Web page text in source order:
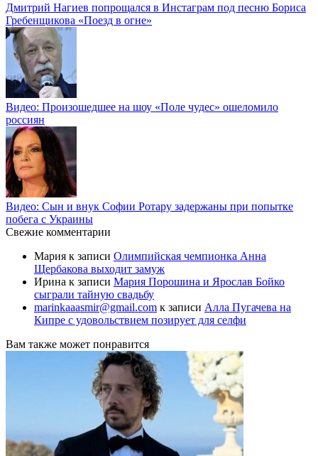
Дмитрий Нагиев попрощался в Инстаграм под песню Бориса
Гребенщикова «Поезд в огне»
Видео: Произошедшее на шоу «Поле чудес» ошеломило
россиян
Видео: Сын и внук Софии Ротару задержаны при попытке
побега с Украины
Свежие комментарии
Мария к записи Олимпийская чемпионка Анна
Щербакова выходит замуж
Ирина к записи Мария Порошина и Ярослав Бойко
сыграли тайную свадьбу
marinkaaasmir@gmail.com к записи Алла Пугачева на
Кипре с удовольствием позирует для селфи
Вам также может понравится